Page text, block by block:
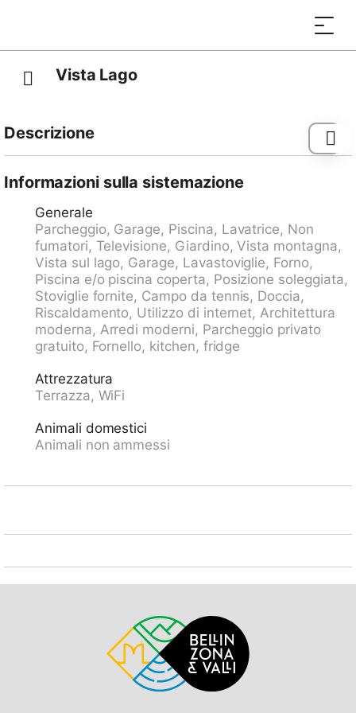
Vista Lago
Descrizione
grande, confortevole. In periferia, posizione tranquilla,
nel contempo tranquilla, a 1 km dal lago, esposizione
sud. In comune: piccolo giardino piante, prato, piscina
ad angolo recintata (3 x 4 m, disponibilità stagionale:
01.Giu. - 15.Set.). Doccia esterna, patio, mobili da
giardino. Nella casa: deposito biciclette,
riscaldamento centralizzato, lavatrice, asciugatrice (in
comune, extra). Accesso fino alla casa. Autorimessa
presso la casa. Parcheggio/garage solo per auto di
piccola e media dimensione. Dimensione: altezza 150
supermercato 1 km, ristorante 300 m, bar, cafe, 20
minuti a piedi dal centro, fermata bus "Linie 2" 1 m,
1 km, sentieri per passeggiate vicino alla casa 1 m.
Attrazioni nelle vicinanze: Gandria-Porlezza-Como,
Tamaro, San Salvatore, Monte San Giorgio, Monte
(extra).
Informazioni sulla sistemazione
Generale
Parcheggio, Garage, Piscina, Lavatrice, Non
fumatori, Televisione, Giardino, Vista montagna,
Vista sul lago, Garage, Lavastoviglie, Forno,
Piscina e/o piscina coperta, Posizione soleggiata,
Stoviglie fornite, Campo da tennis, Doccia,
Riscaldamento, Utilizzo di internet, Architettura
moderna, Arredi moderni, Parcheggio privato
gratuito, Fornello, kitchen, fridge
Attrezzatura
Terrazza, WiFi
Animali domestici
Animali non ammessi